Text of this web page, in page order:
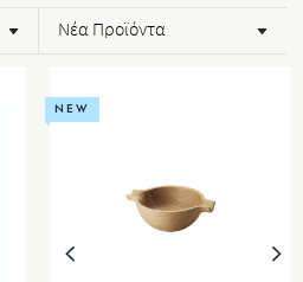
Νέα Προϊόντα
NEW